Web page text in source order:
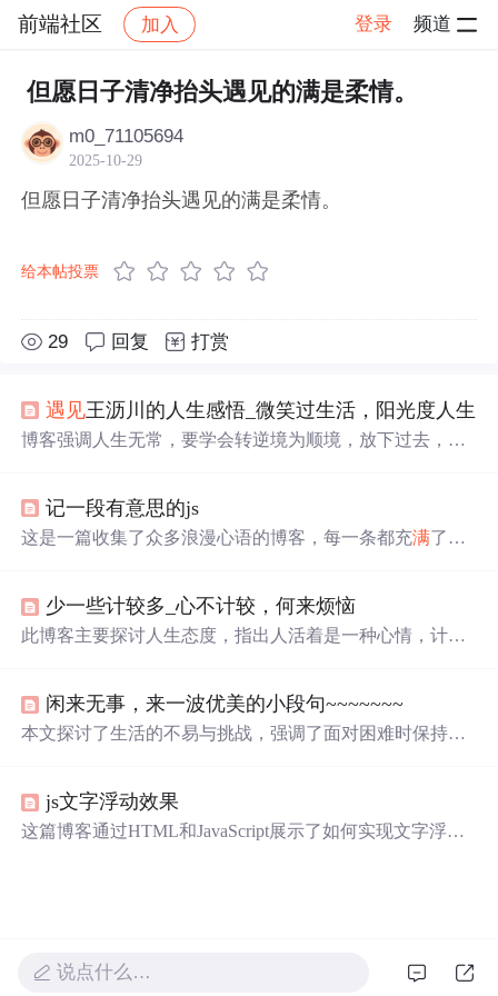
前端社区 加入 登录 频道
社区 前端社区 感慨 帖子详情
但愿日子清净抬头遇见的满是柔情。
m0_71105694
2025-10-29
但愿日子清净抬头遇见的满是柔情。
给本帖投票
29 回复 打赏
遇见王沥川的人生感悟_微笑过生活，阳光度人生
博客强调人生无常，要学会转逆境为顺境，放下过去，收
对，保持阳光心态，积极过好余生。
记一段有意思的js
这是一篇收集了众多浪漫心语的博客，每一条都充满了甜
的独特情感，仿佛每个瞬间都因你而闪耀。这些话语如同
繁星，照亮了平凡的日子 ，让人感受到爱的力量和美好。
少一些计较多_心不计较，何来烦恼
此博客主要探讨人生态度，指出人活着是一种心情，计较
较、善待他人，学会权衡得失，接受人生残缺。
闲来无事，来一波优美的小段句~~~~~~~
本文探讨了生活的不易与挑战，强调了面对困难时保持乐
深入剖析了人生的苦与乐，提出了笑对生活的积极态度。
js文字浮动效果
这篇博客通过HTML和JavaScript展示了如何实现文字浮动
说点什么…